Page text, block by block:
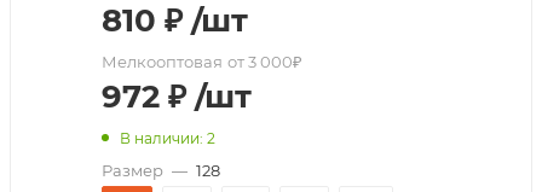
810 ₽ /шт
Мелкооптовая от 3 000₽
972 ₽ /шт
В наличии: 2
Размер — 128